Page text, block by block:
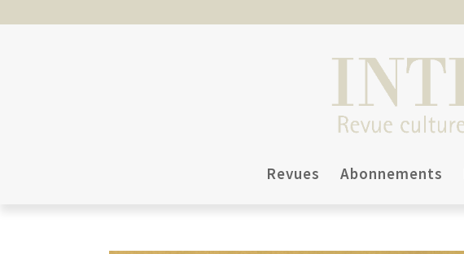
Revues Abonnements